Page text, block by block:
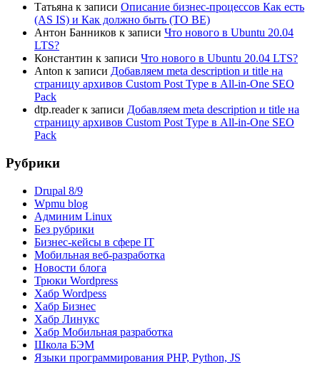
Татьяна к записи Описание бизнес-процессов Как есть
(AS IS) и Как должно быть (TO BE)
Антон Банников к записи Что нового в Ubuntu 20.04
LTS?
Константин к записи Что нового в Ubuntu 20.04 LTS?
Anton к записи Добавляем meta description и title на
страницу архивов Custom Post Type в All-in-One SEO
Pack
dtp.readerк записи Добавляем meta description и title на
страницу архивов Custom Post Type в All-in-One SEO
Pack
Рубрики
Drupal 8/9
Wpmu blog
Админим Linux
Без рубрики
Бизнес-кейсы в сфере IT
Мобильная веб-разработка
Новости блога
Трюки Wordpress
Хабр Wordpess
Хабр Бизнес
Хабр Линукс
Хабр Мобильная разработка
Школа БЭМ
Языки программирования PHP, Python, JS